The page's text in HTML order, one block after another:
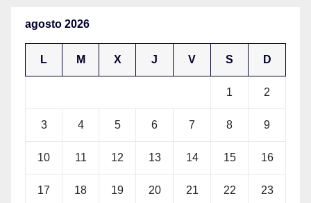
agosto 2026
L M X J V S D
1 2
3 4 5 6 7 8 9
10 11 12 13 14 15 16
17 18 19 20 21 22 23